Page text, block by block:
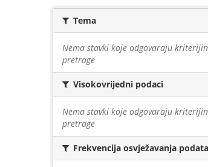
Tema
Nema stavki koje odgovaraju
pretrage
Visokovrijedni podaci
Nema stavki koje odgovaraju
pretrage
Frekvencija osvježavanja